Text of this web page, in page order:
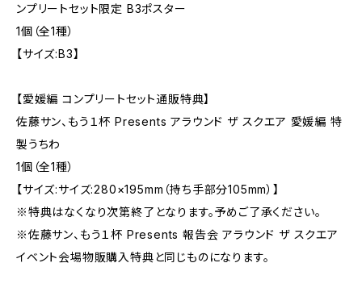
ンプリートセット限定 B3ポスター
1個（全1種）
【サイズ:B3】
【愛媛編 コンプリートセット通販特典】
佐藤サン、もう１杯 Presents アラウンド ザ スクエア 愛媛編 特
製うちわ
1個（全1種）
【サイズ:サイズ:280×195mm（持ち手部分105mm）】
※特典はなくなり次第終了となります。予めご了承ください。
※佐藤サン、もう１杯 Presents 報告会 アラウンド ザ スクエア
イベント会場物販購入特典と同じものになります。